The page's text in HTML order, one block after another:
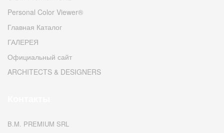
Personal Color Viewer®
Главная Каталог
ГАЛЕРЕЯ
Официальный сайт
ARCHITECTS & DESIGNERS
B.M. PREMIUM SRL